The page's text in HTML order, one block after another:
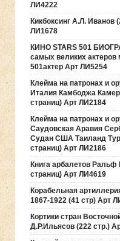
ЛИ4222
Кикбоксинг А.Л. Иванов
ЛИ1678
КИНО STARS 501
самых великих актеров
501актер Арт ЛИ5254
Клейма на патронах и
Италия Камбоджа
страниц) Арт ЛИ2184
Клейма на патронах и
Саудовская Аравия
Судан США Таиланд
страниц) Арт ЛИ2186
Книга арбалетов Ральф
страниц) Арт ЛИ4619
Корабельная
1867-1922 (41 стр) Арт
Кортики стран
Д.Р.Ильясов (222 стр.)